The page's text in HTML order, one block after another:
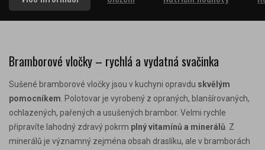
Bramborové vločky – rychlá a vydatná svačinka
Sušené bramborové vločky jsou v kuchyni opravdu skvělým
pomocníkem. Polotovar je vyrobený z opraných, blanšírovaných,
ochlazených, pařených a usušených brambor. Velmi rychle
připravíte lahodný zdravý pokrm plný vitamínů a minerálů. Z
minerálů je významný zejména obsah draslíku, ale v bramborách